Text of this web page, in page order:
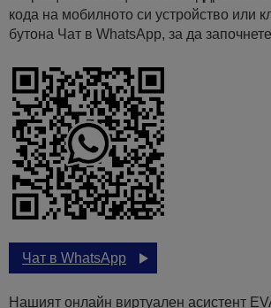
кода на мобилното си устройство или
бутона Чат в WhatsApp, за да
Чат в WhatsApp
Нашият онлайн виртуален асистент